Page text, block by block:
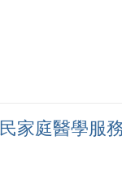
家庭醫學服